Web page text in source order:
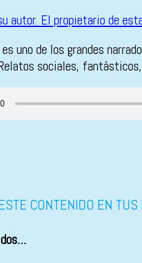
es uno de los grandes
sociales,
CONTENIDO EN